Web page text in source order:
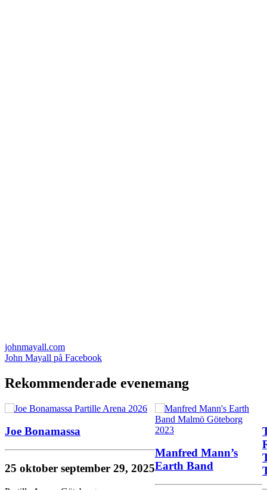
johnmayall.com
John Mayall på Facebook
Rekommenderade evenemang
Joe Bonamassa
25 oktober september 29, 2025
Manfred Mann’s
Earth Band